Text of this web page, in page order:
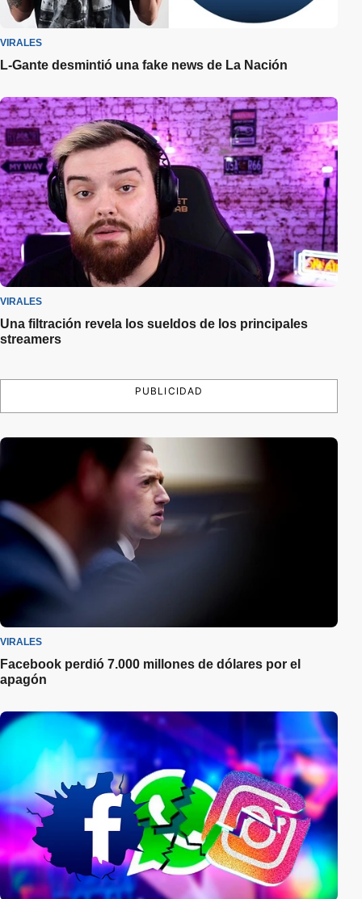
VIRALES
L-Gante desmintió una fake news de La Nación
VIRALES
Una filtración revela los sueldos de los principales
streamers
PUBLICIDAD
VIRALES
Facebook perdió 7.000 millones de dólares por el
apagón